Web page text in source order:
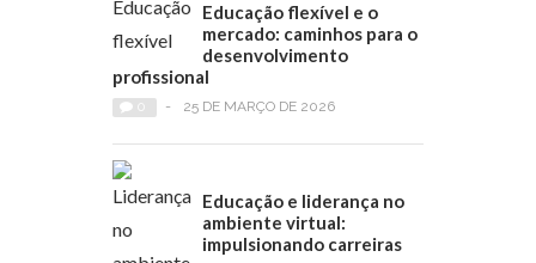
Educação flexível e o
mercado: caminhos para o
desenvolvimento
profissional
- 25 DE MARÇO DE 2026
Educação e liderança no
ambiente virtual:
impulsionando carreiras